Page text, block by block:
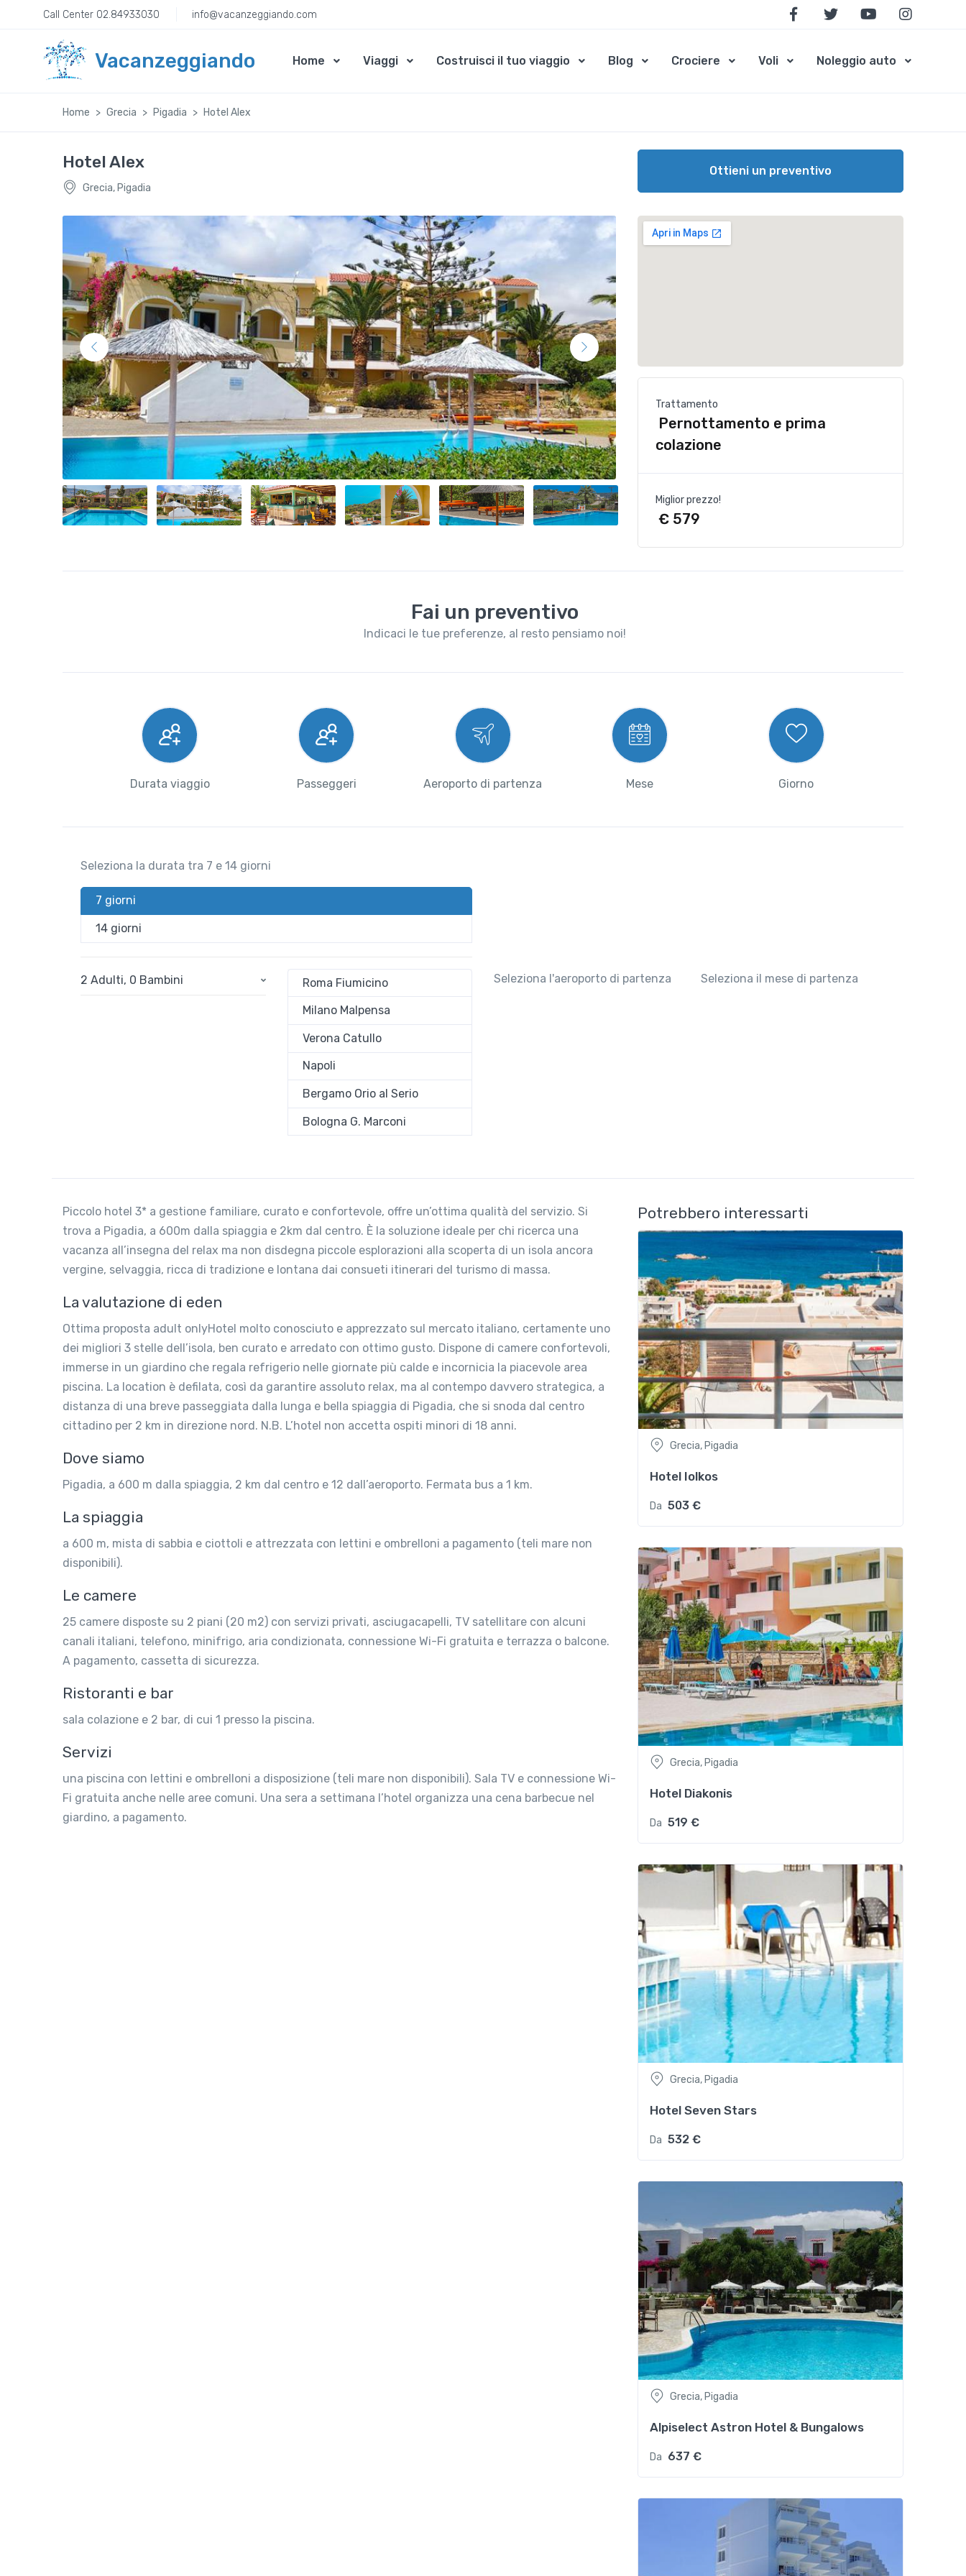
Call Center 02.84933030 info@vacanzeggiando.com
Vacanzeggiando Home Viaggi Costruisci il tuo viaggio Blog Crociere Voli Noleggio auto
visitando questa struttura!
Home Grecia Pigadia Hotel Alex
Hotel Alex
Grecia, Pigadia
Ottieni un preventivo
Trattamento
Pernottamento e prima
colazione
Miglior prezzo!
€ 579
Fai un preventivo
Indicaci le tue preferenze, al resto pensiamo noi!
Durata viaggio Passeggeri Aeroporto di partenza Mese Giorno
Seleziona la durata tra 7 e 14 giorni
7 giorni
14 giorni
2 Adulti, 0 Bambini Roma Fiumicino
Milano Malpensa
Verona Catullo
Napoli
Bergamo Orio al Serio
Bologna G. Marconi
Seleziona l'aeroporto di partenza Seleziona il mese di partenza
Piccolo hotel 3* a gestione familiare, curato e confortevole, offre un’ottima qualità del servizio. Si
trova a Pigadia, a 600m dalla spiaggia e 2km dal centro. È la soluzione ideale per chi ricerca una
vacanza all’insegna del relax ma non disdegna piccole esplorazioni alla scoperta di un isola ancora
vergine, selvaggia, ricca di tradizione e lontana dai consueti itinerari del turismo di massa.
La valutazione di eden
Ottima proposta adult onlyHotel molto conosciuto e apprezzato sul mercato italiano, certamente uno
dei migliori 3 stelle dell’isola, ben curato e arredato con ottimo gusto. Dispone di camere confortevoli,
immerse in un giardino che regala refrigerio nelle giornate più calde e incornicia la piacevole area
piscina. La location è defilata, così da garantire assoluto relax, ma al contempo davvero strategica, a
distanza di una breve passeggiata dalla lunga e bella spiaggia di Pigadia, che si snoda dal centro
cittadino per 2 km in direzione nord. N.B. L’hotel non accetta ospiti minori di 18 anni.
Dove siamo
Pigadia, a 600 m dalla spiaggia, 2 km dal centro e 12 dall’aeroporto. Fermata bus a 1 km.
La spiaggia
a 600 m, mista di sabbia e ciottoli e attrezzata con lettini e ombrelloni a pagamento (teli mare non
disponibili).
Le camere
25 camere disposte su 2 piani (20 m2) con servizi privati, asciugacapelli, TV satellitare con alcuni
canali italiani, telefono, minifrigo, aria condizionata, connessione Wi-Fi gratuita e terrazza o balcone.
A pagamento, cassetta di sicurezza.
Ristoranti e bar
sala colazione e 2 bar, di cui 1 presso la piscina.
Servizi
una piscina con lettini e ombrelloni a disposizione (teli mare non disponibili). Sala TV e connessione Wi-
Fi gratuita anche nelle aree comuni. Una sera a settimana l’hotel organizza una cena barbecue nel
giardino, a pagamento.
Potrebbero interessarti
Grecia, Pigadia
Hotel Iolkos
Da 503 €
Grecia, Pigadia
Hotel Diakonis
Da 519 €
Grecia, Pigadia
Hotel Seven Stars
Da 532 €
Grecia, Pigadia
Alpiselect Astron Hotel & Bungalows
Da 637 €